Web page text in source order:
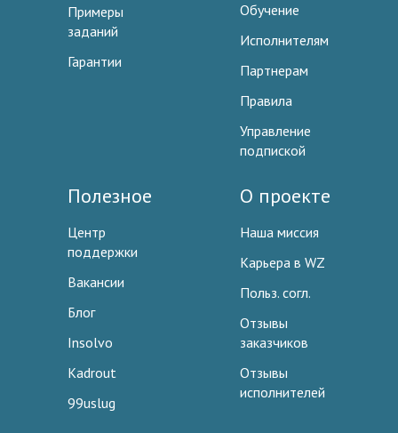
Примеры
заданий
Гарантии
Обучение
Исполнителям
Партнерам
Правила
Управление
подпиской
Полезное
Центр
поддержки
Вакансии
Блог
Insolvo
Kadrout
99uslug
О проекте
Наша миссия
Карьера в WZ
Польз. согл.
Отзывы
заказчиков
Отзывы
исполнителей